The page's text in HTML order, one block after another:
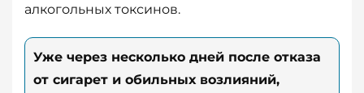
алкогольных токсинов.
Уже через несколько дней после отказа
от сигарет и обильных возлияний,